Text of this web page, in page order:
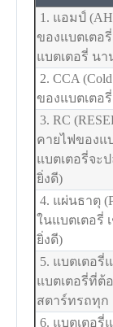
1. แอมป์
ของแบตเตอ
แบตเตอรี่ น
2. CCA
ของแบตเตอ
3. RC
คายไฟของแ
แบตเตอรี่จะ
ยิ่งดี)
4. แผ่นธาตุ
ในแบตเตอรี่
ยิ่งดี)
5. แบตเตอรี่
แบตเตอรี่ที่ต้
สตาร์ทรถทุก
6. แบตเตอรี่